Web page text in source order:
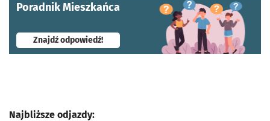
Poradnik Mieszkańca
Znajdź odpowiedź!- otworzy się w nowej karcie
Najbliższe odjazdy: